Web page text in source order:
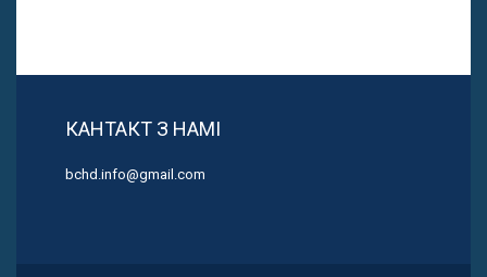
КАНТАКТ З НАМІ
bchd.info@gmail.com